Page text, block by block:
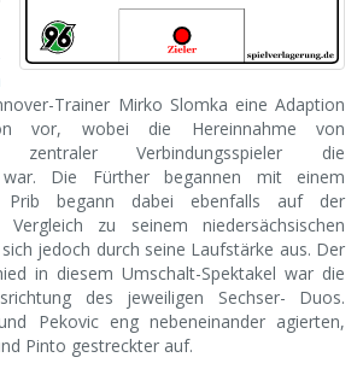
Trainer Mirko Slomka eine Adaption
vor, wobei die Hereinnahme von
Verbindungsspieler die
war. Die Fürther begannen mit einem
Prib begann dabei ebenfalls auf der
zu seinem niedersächsischen
jedoch durch seine Laufstärke aus. Der
in diesem Umschalt-Spektakel war die
des jeweiligen Sechser- Duos.
Pekovic eng nebeneinander agierten,
Pinto gestreckter auf.